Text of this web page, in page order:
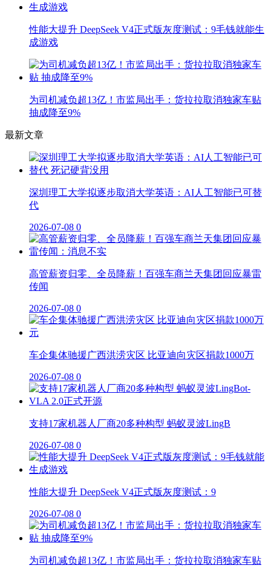
性能大提升 DeepSeek V4正式版灰度测试：9毛钱就能生
成游戏
为司机减负超13亿！市监局出手：货拉拉取消独家车贴
抽成降至9%
最新文章
深圳理工大学拟逐步取消大学英语：AI人工智能已可替
代
2026-07-08 0
高管薪资归零、全员降薪！百强车商兰天集团回应暴雷
传闻
2026-07-08 0
车企集体驰援广西洪涝灾区 比亚迪向灾区捐款1000万
2026-07-08 0
支持17家机器人厂商20多种构型 蚂蚁灵波LingB
2026-07-08 0
性能大提升 DeepSeek V4正式版灰度测试：9
2026-07-08 0
为司机减负超13亿！市监局出手：货拉拉取消独家车贴